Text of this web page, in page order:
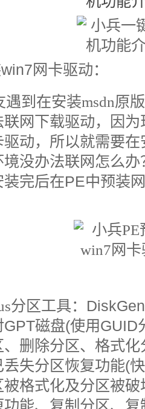
win7网卡驱动：
遇到在安装msdn原版
网下载驱动，因
动，所以就需要
没办法联网怎么办
完后在PE中预装
分区工具：
GPT磁盘(使用GUID
删除分区、格式
失分区恢复功能(
格式化及分区被
能、复制分区、